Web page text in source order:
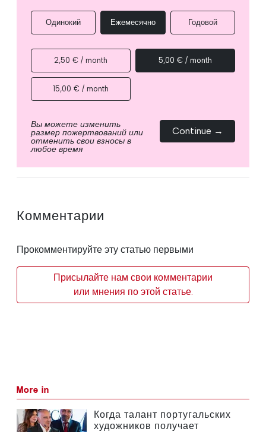
Одинокий Ежемесячно Годовой
2,50 € / month 5,00 € / month
15,00 € / month
Вы можете изменить
размер пожертвований или
отменить свои взносы в
любое время
Continue →
Комментарии
Прокомментируйте эту статью первыми
Присылайте нам свои комментарии
или мнения по этой статье.
More in
Когда талант португальских
художников получает